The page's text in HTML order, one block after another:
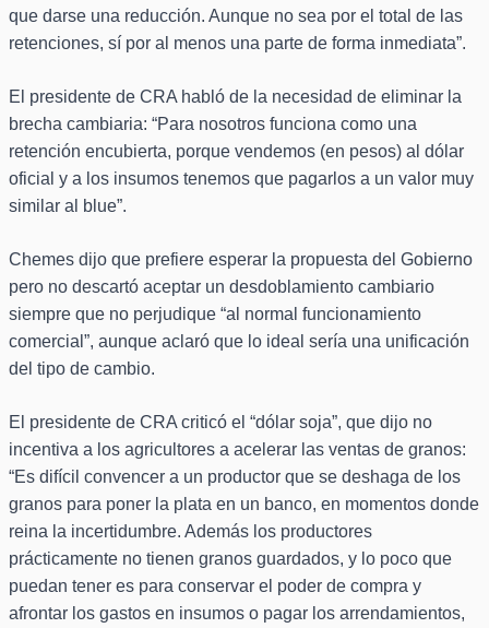
que darse una reducción. Aunque no sea por el total de las
retenciones, sí por al menos una parte de forma inmediata”.
El presidente de CRA habló de la necesidad de eliminar la
brecha cambiaria: “Para nosotros funciona como una
retención encubierta, porque vendemos (en pesos) al dólar
oficial y a los insumos tenemos que pagarlos a un valor muy
similar al blue”.
Chemes dijo que prefiere esperar la propuesta del Gobierno
pero no descartó aceptar un desdoblamiento cambiario
siempre que no perjudique “al normal funcionamiento
comercial”, aunque aclaró que lo ideal sería una unificación
del tipo de cambio.
El presidente de CRA criticó el “dólar soja”, que dijo no
incentiva a los agricultores a acelerar las ventas de granos:
“Es difícil convencer a un productor que se deshaga de los
granos para poner la plata en un banco, en momentos donde
reina la incertidumbre. Además los productores
prácticamente no tienen granos guardados, y lo poco que
puedan tener es para conservar el poder de compra y
afrontar los gastos en insumos o pagar los arrendamientos,